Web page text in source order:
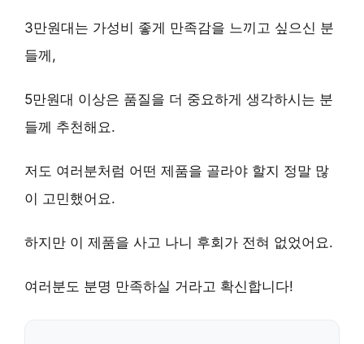
3만원대는 가성비 좋게 만족감을 느끼고 싶으신 분
들께,
5만원대 이상은 품질을 더 중요하게 생각하시는 분
들께 추천해요.
저도 여러분처럼 어떤 제품을 골라야 할지 정말 많
이 고민했어요.
하지만 이 제품을 사고 나니 후회가 전혀 없었어요.
여러분도 분명 만족하실 거라고 확신합니다!